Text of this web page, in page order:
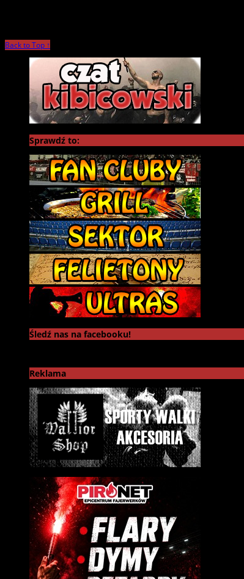
Back to Top ↑
Sprawdź to:
Śledź nas na facebooku!
Reklama